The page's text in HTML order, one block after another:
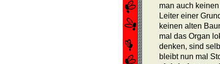
man auch
Leiter einer
keinen alten
mal das Organ
denken, sind
bleibt nun mal